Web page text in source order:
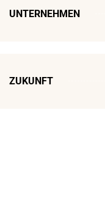
UNTERNEHMEN
ZUKUNFT